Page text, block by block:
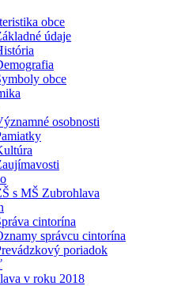
obce
údaje
obce
osobnosti
s MŠ Zubrohlava
cintorína
správcu cintorína
poriadok
v roku 2018